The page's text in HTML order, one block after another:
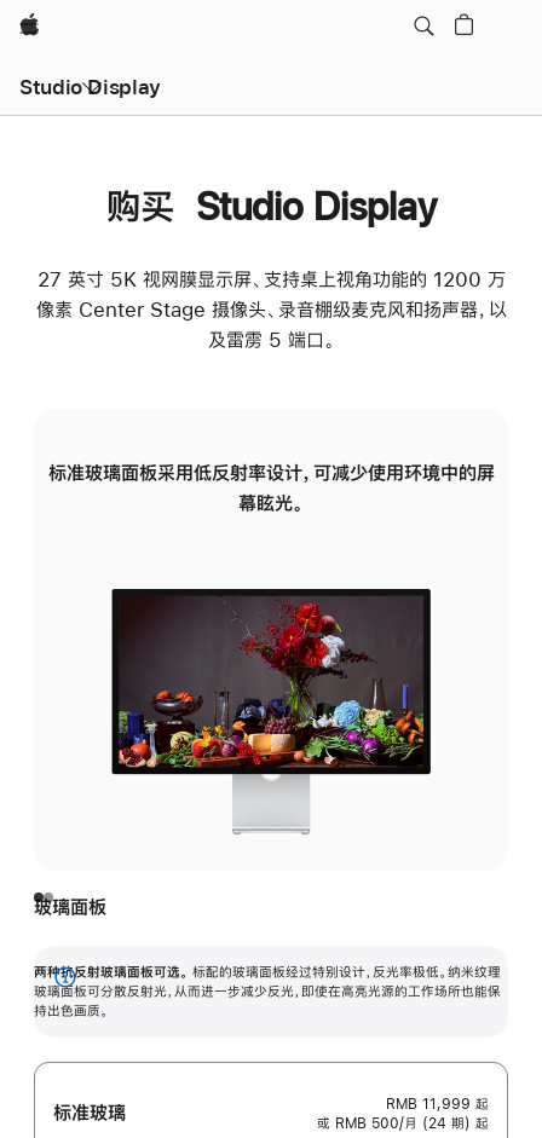
Apple
Studio Display
购买 Studio Display
27 英寸 5K 视网膜显示屏、支持桌上视角功能的 1200 万
像素 Center Stage 摄像头、录音棚级麦克风和扬声器，以
及雷雳 5 端口。
标准玻璃面板采用低反射率设计，可减少使用环境中的屏
幕眩光。
玻璃面板
两种抗反射玻璃面板可选。 标配的玻璃面板经过特别设计，反光率极低。纳米纹理
玻璃面板可分散反射光，从而进一步减少反光，即使在高亮光源的工作场所也能保
持出色画质。
展
开
标准玻璃 RMB 11,999 起
或 RMB 500/月 (24 期) 起